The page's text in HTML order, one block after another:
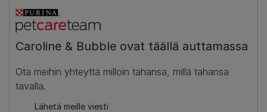
Caroline & Bubble ovat täällä auttamassa
Ota meihin yhteyttä milloin tahansa, millä tahansa
tavalla.
Lähetä meille viesti